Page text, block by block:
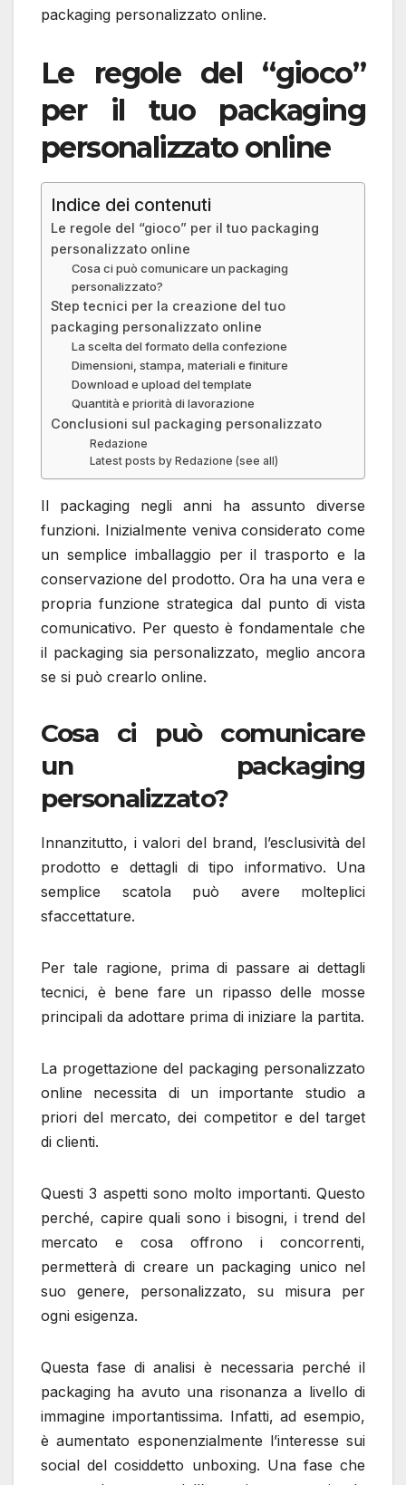
packaging personalizzato online.
Le regole del “gioco”
per il tuo packaging
personalizzato online
Indice dei contenuti
Le regole del “gioco” per il tuo packaging
personalizzato online
Cosa ci può comunicare un packaging
personalizzato?
Step tecnici per la creazione del tuo
packaging personalizzato online
La scelta del formato della confezione
Dimensioni, stampa, materiali e finiture
Download e upload del template
Quantità e priorità di lavorazione
Conclusioni sul packaging personalizzato
Redazione
Latest posts by Redazione (see all)
Il packaging negli anni ha assunto diverse
funzioni. Inizialmente veniva considerato come
un semplice imballaggio per il trasporto e la
conservazione del prodotto. Ora ha una vera e
propria funzione strategica dal punto di vista
comunicativo. Per questo è fondamentale che
il packaging sia personalizzato, meglio ancora
se si può crearlo online.
Cosa ci può comunicare
un packaging
personalizzato?
Innanzitutto, i valori del brand, l’esclusività del
prodotto e dettagli di tipo informativo. Una
semplice scatola può avere molteplici
sfaccettature.
Per tale ragione, prima di passare ai dettagli
tecnici, è bene fare un ripasso delle mosse
principali da adottare prima di iniziare la partita.
La progettazione del packaging personalizzato
online necessita di un importante studio a
priori del mercato, dei competitor e del target
di clienti.
Questi 3 aspetti sono molto importanti. Questo
perché, capire quali sono i bisogni, i trend del
mercato e cosa offrono i concorrenti,
permetterà di creare un packaging unico nel
suo genere, personalizzato, su misura per
ogni esigenza.
Questa fase di analisi è necessaria perché il
packaging ha avuto una risonanza a livello di
immagine importantissima. Infatti, ad esempio,
è aumentato esponenzialmente l’interesse sui
social del cosiddetto unboxing. Una fase che